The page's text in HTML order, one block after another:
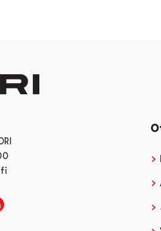
Facebookissa
välilehdessä
Instagramissa
uudessa välilehdessä
kaupunki Youtubessa
uudessa välilehdessä